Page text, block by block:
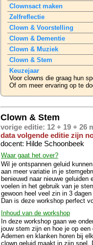
Clownsact maken
Zelfreflectie
Clown & Voorstelling
Clown & Dementie
Clown & Muziek
Clown & Stem
Keuzejaar
Voor clowns die graag hun
Of om meer ervaring op te
Clown & Stem
vorige editie: 12 + 19 + 26
data volgende editie zijn
docent: Hilde Schoonbeek
Waar gaat het over?
Wil je ontspannen geluid
aan meer variatie in je
benieuwd naar nieuwe geluiden
voelen in het gebruik van je
gewoon heel veel zin in 3
Dan is deze workshop perfect
Inhoud van de workshop
In deze workshop gaan we
jouw stem zijn en hoe je op
Ademen en klanken horen bij
clown geluid maakt in zijn spel.